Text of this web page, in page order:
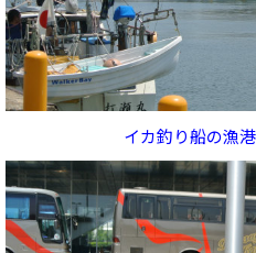
イカ釣り船の漁